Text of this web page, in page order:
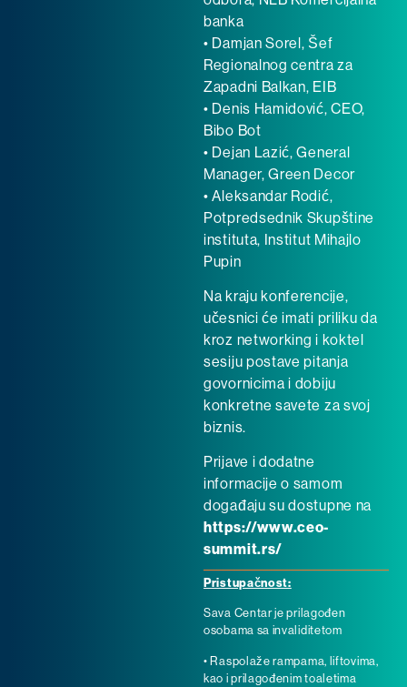
banka
• Damjan Sorel, Šef
Regionalnog centra za
Zapadni Balkan, EIB
• Denis Hamidović, CEO,
Bibo Bot
• Dejan Lazić, General
Manager, Green Decor
• Aleksandar Rodić,
Potpredsednik Skupštine
instituta, Institut Mihajlo
Pupin
Na kraju konferencije,
učesnici će imati priliku da
kroz networking i koktel
sesiju postave pitanja
govornicima i dobiju
konkretne savete za svoj
biznis.
Prijave i dodatne
informacije o samom
događaju su dostupne na
https://www.ceo-
summit.rs/
Pristupačnost:
Sava Centar je prilagođen
osobama sa invaliditetom
• Raspolaže rampama, liftovima,
kao i prilagođenim toaletima